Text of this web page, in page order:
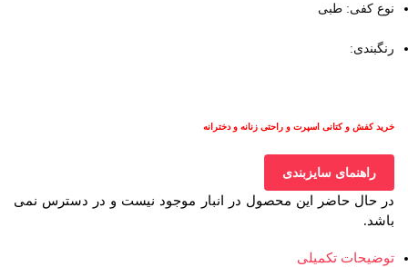
نوع کفی: طبی
رنگبندی:
خرید کفش و کتانی اسپرت و راحتی زنانه و دخترانه
راهنمای سایزبندی
در حال حاضر این محصول در انبار موجود نیست و در دسترس نمی
باشد.
توضیحات تکمیلی